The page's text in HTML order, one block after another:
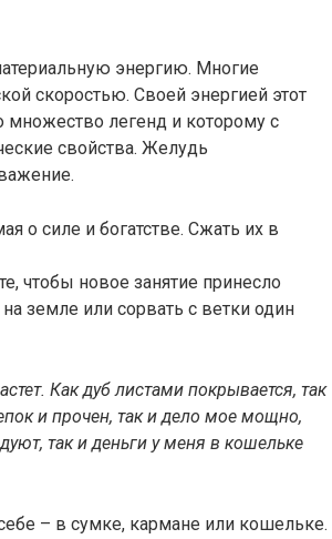
энергию. Многие
скоростью. Своей энергией этот
множество легенд и которому с
свойства. Желудь
о силе и богатстве. Сжать их в
чтобы новое занятие принесло
земле или сорвать с ветки один
Как дуб листами покрывается, так
и прочен, так и дело мое мощно,
так и деньги у меня в кошельке
– в сумке, кармане или кошельке.